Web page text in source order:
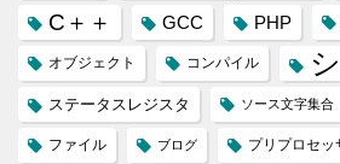
C＋＋ GCC PHP
オブジェクト コンパイル
ステータスレジスタ ソース文字集合
ファイル ブログ プリプロセッ